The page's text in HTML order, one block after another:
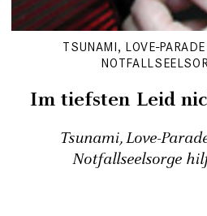
TSUNAMI, LOVE-
Im tiefsten Leid
Tsunami, Love-
Notfallseelsorge